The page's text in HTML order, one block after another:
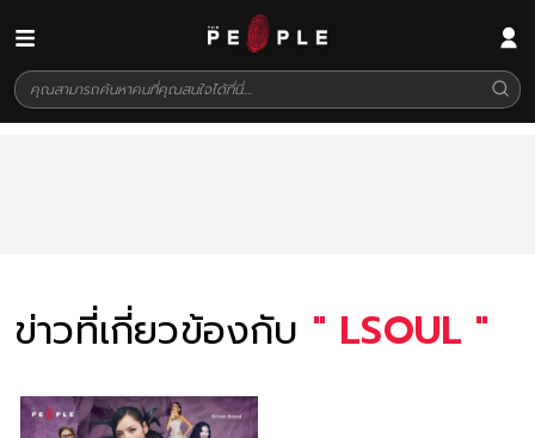
ข่าวที่เกี่ยวข้องกับ " LSOUL "